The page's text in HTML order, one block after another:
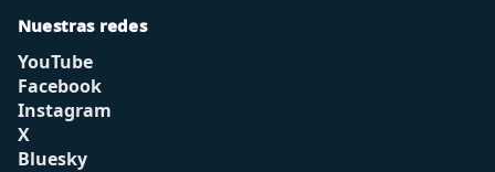
Nuestras redes
YouTube
Facebook
Instagram
X
Bluesky